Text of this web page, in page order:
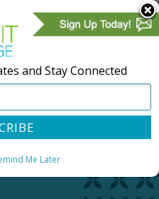
REGÍSTRESE
and Stay Connected
Me Later